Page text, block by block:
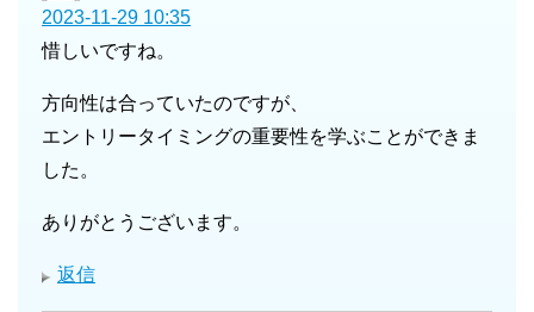
2023-11-29 10:35
惜しいですね。
方向性は合っていたのですが、
エントリータイミングの重要性を学ぶことができま
した。
ありがとうございます。
返信